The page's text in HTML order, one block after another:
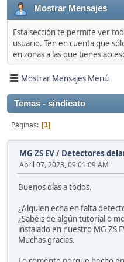
Mostrar Mensajes
Esta sección te permite ver
usuario. Ten en cuenta que
en zonas a las que tienes
Mostrar Mensajes Menú
Temas - sindicato
Páginas 1
MG ZS EV/ Detectores
Abril 07, 2023, 09:01:09 AM
Buenos días a todos.
¿Alguien echa en falta
¿Sabéis de algún tutorial o
instalado en nuestro MG ZS
Muchas gracias.